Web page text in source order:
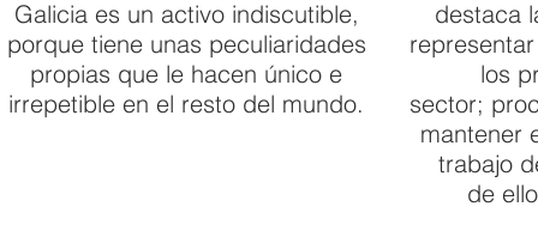
Galicia es un activo indiscutible,
porque tiene unas peculiaridades
propias que le hacen único e
irrepetible en el resto del mundo.
destaca
los
sector;
mantener
trabajo
de